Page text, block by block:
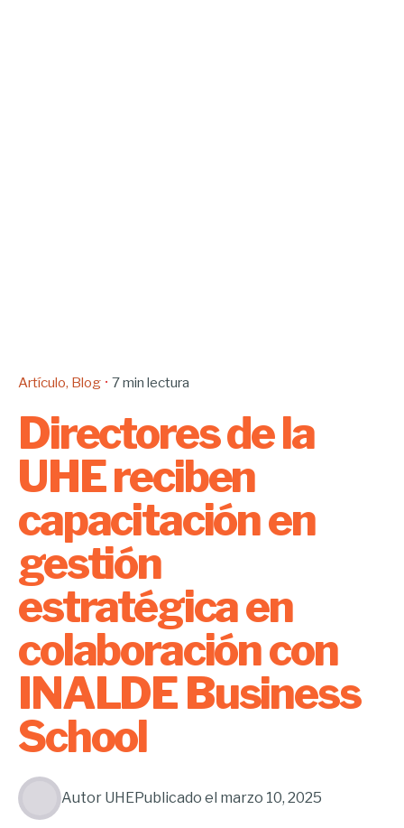
Artículo Blog 7 min lectura
Directores de la
UHE reciben
capacitación en
gestión
estratégica en
colaboración con
INALDE Business
School
Autor UHEPublicado el marzo 10, 2025